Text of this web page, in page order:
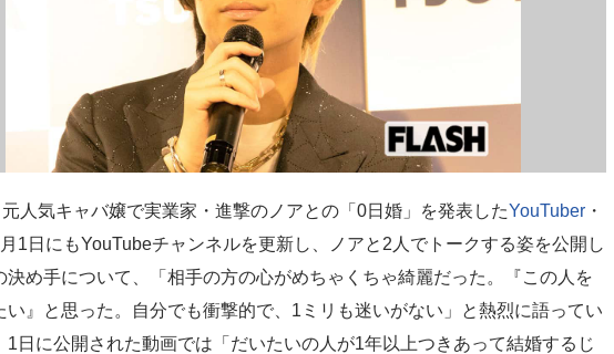
人気キャバ嬢で実業家・進撃のノアとの「0日婚」を発表したYouTuber ・
1日にもYouTubeチャンネルを更新し、ノアと2人でトークする姿を公開し
決め手について、「相手の方の心がめちゃくちゃ綺麗だった。『この人を
い』と思った。自分でも衝撃的で、1ミリも迷いがない」と熱烈に語ってい
1日に公開された動画では「だいたいの人が1年以上つきあって結婚するじ